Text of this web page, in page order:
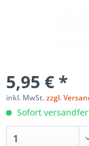
5,95 € *
inkl. MwSt.zzgl.
Sofort